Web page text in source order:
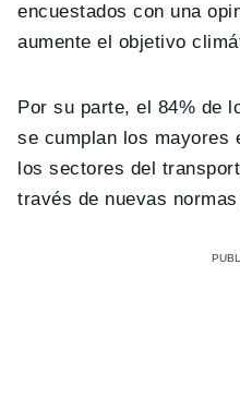
encuestados con una
aumente el objetivo
Por su parte, el 84% de
se cumplan los mayores
los sectores del
través de nuevas